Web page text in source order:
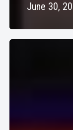
June 30,